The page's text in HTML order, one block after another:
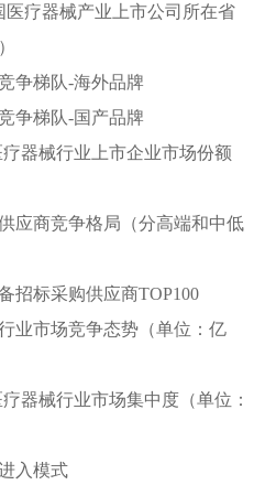
医疗器械产业上市公司所在省
争梯队-海外品牌
争梯队-国产品牌
疗器械行业上市企业市场份额
应商竞争格局（分高端和中低
招标采购供应商TOP100
业市场竞争态势（单位：亿
器械行业市场集中度（单位：
入模式